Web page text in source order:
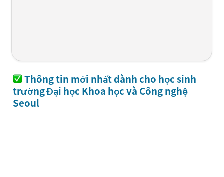
Thông tin mới nhất dành cho học sinh
trường Đại học Khoa học và Công nghệ
Seoul